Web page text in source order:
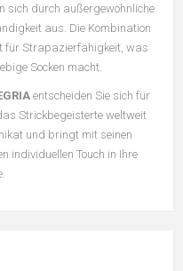
sich durch außergewöhnliche
aus. Die Kombination
für Strapazierfähigkeit, was
Socken macht.
entscheiden Sie sich für
Strickbegeisterte weltweit
und bringt mit seinen
individuellen Touch in Ihre